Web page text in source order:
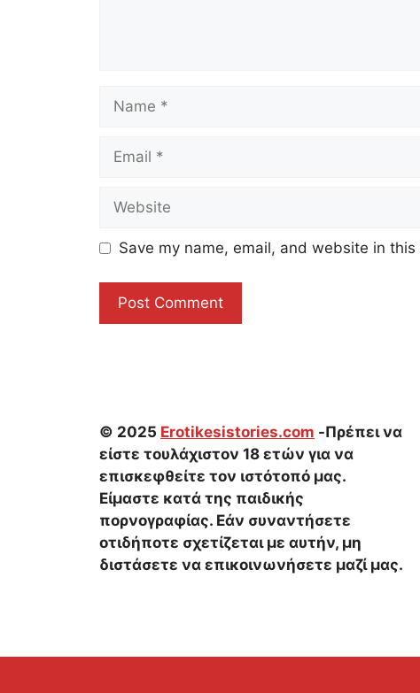
Name
Email
Website
Save my name, email, and website in
© 2025 Erotikesistories.com -Πρέπει να
είστε τουλάχιστον 18 ετών για να
επισκεφθείτε τον ιστότοπό μας.
Είμαστε κατά της παιδικής
πορνογραφίας. Εάν συναντήσετε
οτιδήποτε σχετίζεται με αυτήν, μη
διστάσετε να επικοινωνήσετε μαζί μας.